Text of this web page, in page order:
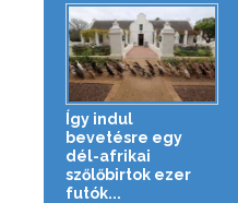
Így indul
bevetésre egy
dél-afrikai
szőlőbirtok ezer
futók...